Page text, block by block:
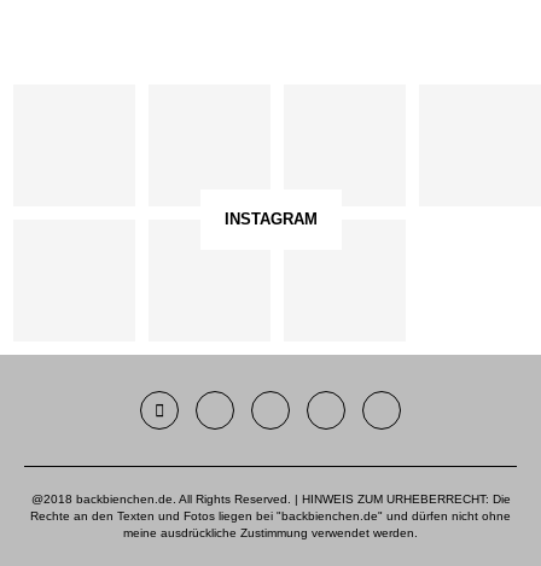
INSTAGRAM
@2018 backbienchen.de. All Rights Reserved. | HINWEIS ZUM URHEBERRECHT: Die
Rechte an den Texten und Fotos liegen bei "backbienchen.de" und dürfen nicht ohne
meine ausdrückliche Zustimmung verwendet werden.